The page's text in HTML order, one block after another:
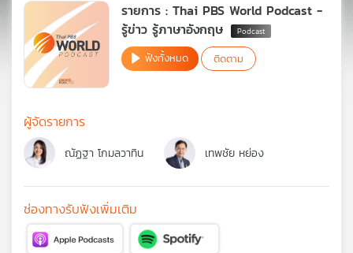
สต์
เพล
สต์
คุณ
รายการ : Thai PBS World Podcast -
รู้ข่าว รู้ภาษาอังกฤษ
ฟังทั้งหมด ติดตาม
ผู้จัดรายการ
ณัฏฐา โกมลวาทิน เทพชัย หย่อง
ช่องทางรับฟังเพิ่มเติม